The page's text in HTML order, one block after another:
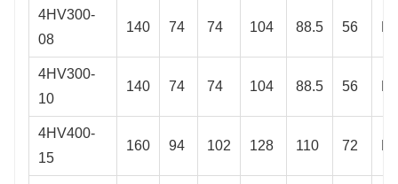
4HV300-
08
140 74 74 104 88.5 56
4HV300-
10
140 74 74 104 88.5 56
4HV400-
15
160 94 102 128 110 72